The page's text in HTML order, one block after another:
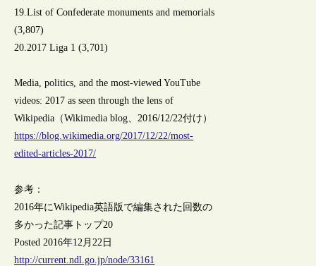
19.List of Confederate monuments and memorials
(3,807)
20.2017 Liga 1 (3,701)
Media, politics, and the most-viewed YouTube
videos: 2017 as seen through the lens of
Wikipedia（Wikimedia blog、2016/12/22付け）
https://blog.wikimedia.org/2017/12/22/most-
edited-articles-2017/
参考：
2016年にWikipedia英語版で編集された回数の
多かった記事トップ20
Posted 2016年12月22日
http://current.ndl.go.jp/node/33161